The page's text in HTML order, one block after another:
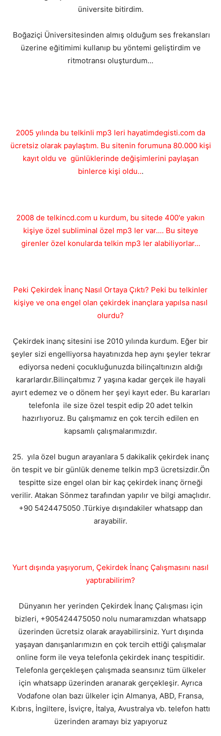
üniversite bitirdim.
Boğaziçi Üniversitesinden almış olduğum ses frekansları
üzerine eğitimimi kullanıp bu yöntemi geliştirdim ve
ritmotransı oluşturdum...
2005 yılında bu telkinli mp3 leri hayatimdegisti.com da
ücretsiz olarak paylaştım. Bu sitenin forumuna 80.000 kişi
kayıt oldu ve günlüklerinde değişimlerini paylaşan
binlerce kişi oldu...
2008 de telkincd.com u kurdum, bu sitede 400'e yakın
kişiye özel subliminal özel mp3 ler var.... Bu siteye
girenler özel konularda telkin mp3 ler alabiliyorlar...
Peki Çekirdek İnanç Nasıl Ortaya Çıktı? Peki bu telkinler
kişiye ve ona engel olan çekirdek inançlara yapılsa nasıl
olurdu?
Çekirdek inanç sitesini ise 2010 yılında kurdum. Eğer bir
şeyler sizi engelliyorsa hayatınızda hep aynı şeyler tekrar
ediyorsa nedeni çocukluğunuzda bilinçaltınızın aldığı
kararlardır.Bilinçaltımız 7 yaşına kadar gerçek ile hayali
ayırt edemez ve o dönem her şeyi kayıt eder. Bu kararları
telefonla ile size özel tespit edip 20 adet telkin
hazırlıyoruz. Bu çalışmamız en çok tercih edilen en
kapsamlı çalışmalarımızdır.
25. yıla özel bugun arayanlara 5 dakikalik çekirdek inanç
ön tespit ve bir günlük deneme telkin mp3 ücretsizdir.Ön
tespitte size engel olan bir kaç çekirdek inanç örneği
verilir. Atakan Sönmez tarafından yapılır ve bilgi amaçlıdır.
+90 5424475050 .Türkiye dışındakiler whatsapp dan
arayabilir.
Yurt dışında yaşıyorum, Çekirdek İnanç Çalışmasını nasıl
yaptırabilirim?
Dünyanın her yerinden Çekirdek İnanç Çalışması için
bizleri, +905424475050 nolu numaramızdan whatsapp
üzerinden ücretsiz olarak arayabilirsiniz. Yurt dışında
yaşayan danışanlarımızın en çok tercih ettiği çalışmalar
online form ile veya telefonla çekirdek inanç tespitidir.
Telefonla gerçekleşen çalışmada seansınız tüm ülkeler
için whatsapp üzerinden aranarak gerçekleşir. Ayrıca
Vodafone olan bazı ülkeler için Almanya, ABD, Fransa,
Kıbrıs, İngiltere, İsviçre, İtalya, Avustralya vb. telefon hattı
üzerinden aramayı biz yapıyoruz